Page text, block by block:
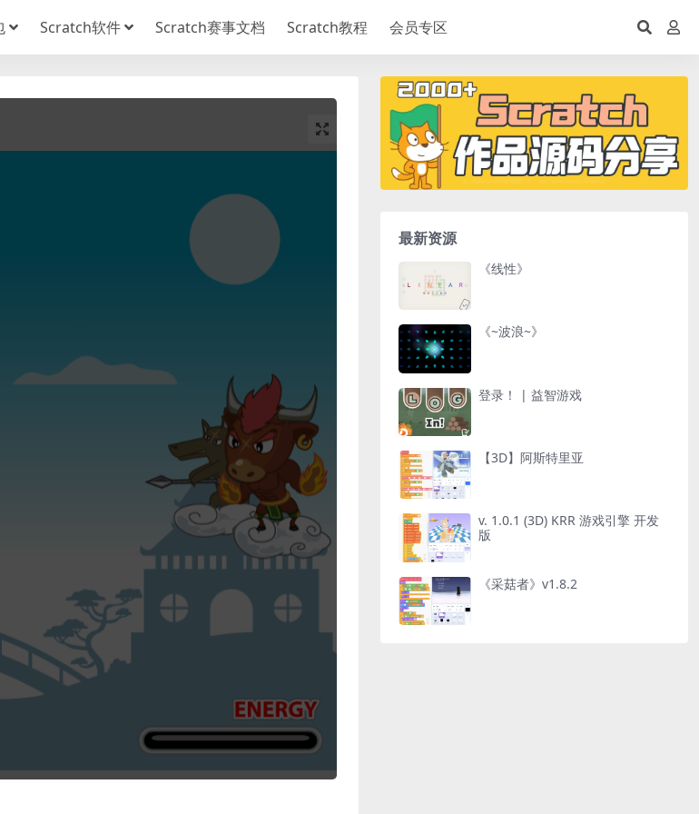
Scratch软件 Scratch赛事文档 Scratch教程 会员专区
最新资源
《线性》
《~波浪~》
登录！ | 益智游戏
【3D】阿斯特里亚
v. 1.0.1 (3D) KRR 游戏引擎 开发
版
《采菇者》v1.8.2